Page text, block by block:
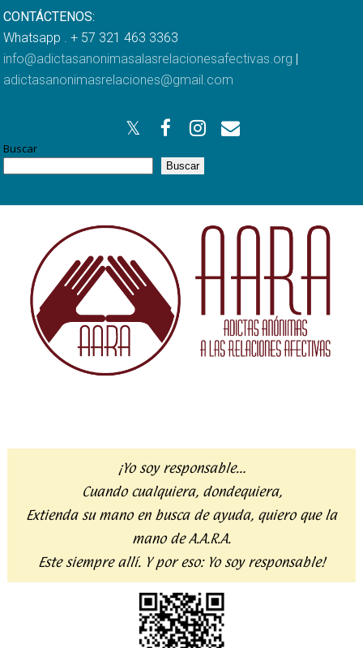
CONTÁCTENOS:
Whatsapp . + 57 321 463 3363
info@adictasanonimasalasrelacionesafectivas.org |
adictasanonimasrelaciones@gmail.com
Buscar
Buscar
¡Yo soy responsable…
Cuando cualquiera, dondequiera,
Extienda su mano en busca de ayuda, quiero que la
mano de A.A.R.A.
Este siempre allí. Y por eso: Yo soy responsable!